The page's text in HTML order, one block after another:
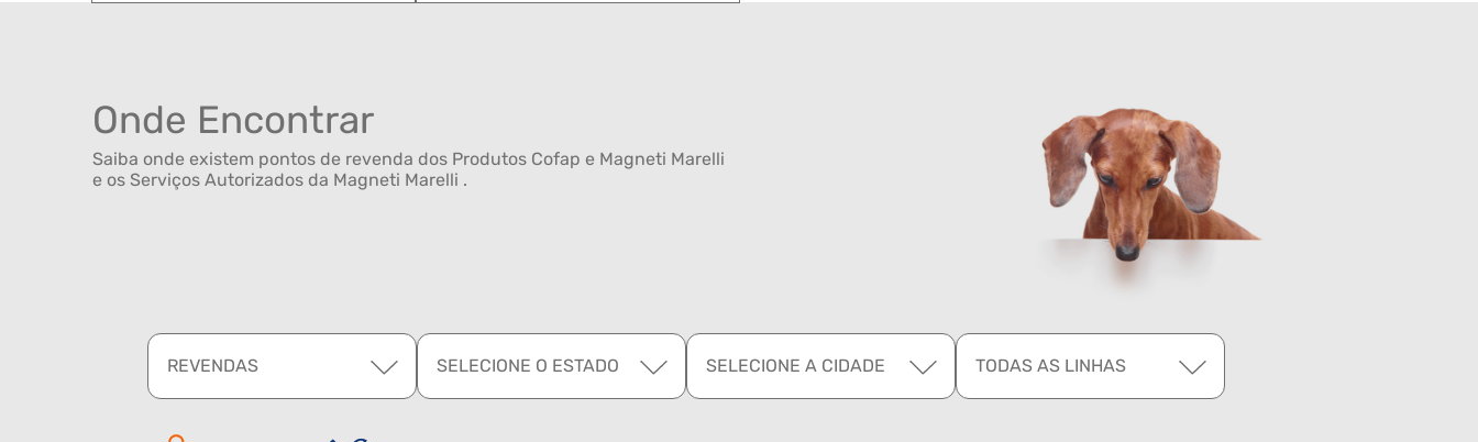
Onde Encontrar
Saiba onde existem pontos de revenda dos Produtos Cofap e Magneti Marelli
e os Serviços Autorizados da Magneti Marelli .
REVENDAS SELECIONE O ESTADO SELECIONE A CIDADE TODAS AS LINHAS